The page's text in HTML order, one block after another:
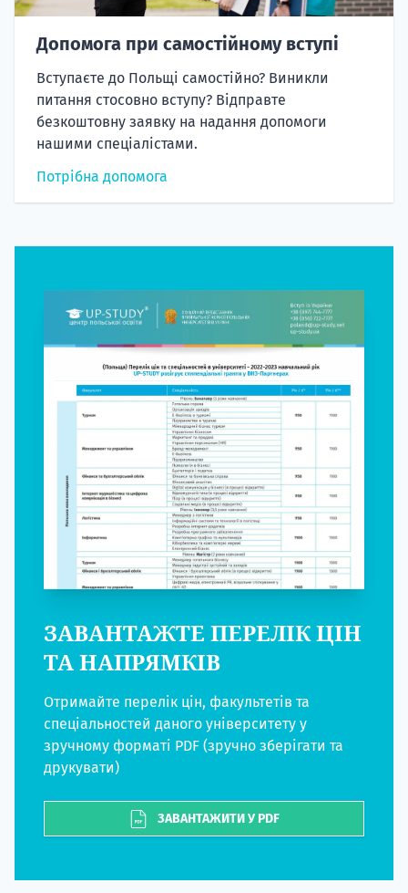
Допомога при самостійному вступі
Вступаєте до Польщі самостійно? Виникли
питання стосовно вступу? Відправте
безкоштовну заявку на надання допомоги
нашими спеціалістами.
Потрібна допомога
ЗАВАНТАЖТЕ ПЕРЕЛІК ЦІН
ТА НАПРЯМКІВ
Отримайте перелік цін, факультетів та
спеціальностей даного університету у
зручному форматі PDF (зручно зберігати та
друкувати)
ЗАВАНТАЖИТИ У PDF